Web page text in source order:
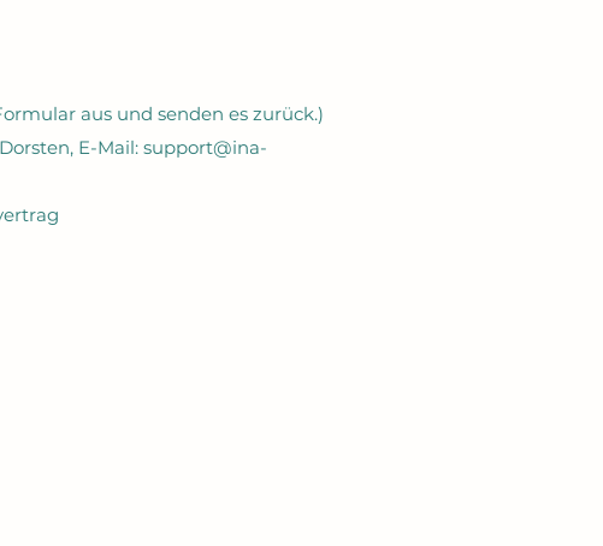
aus und senden es zurück.)
E-Mail: support@ina-